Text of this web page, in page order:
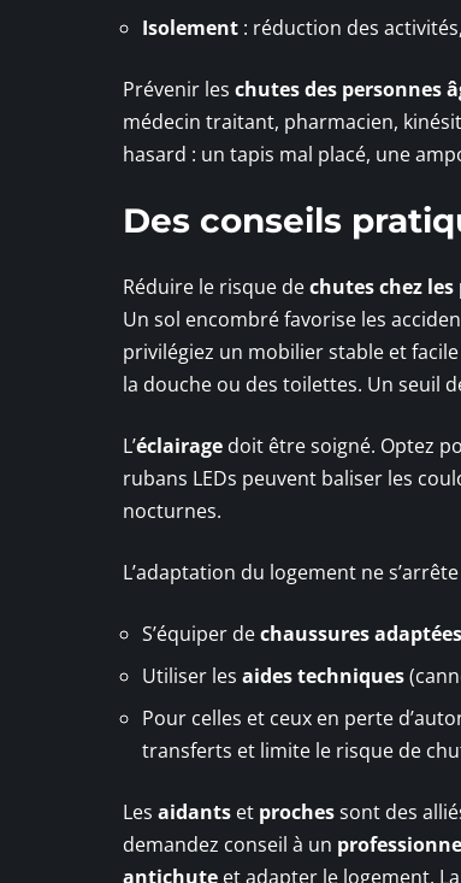
Isolement : réduction des
Prévenir les chutes des personnes
médecin traitant, pharmacien,
hasard : un tapis mal placé, une
Des conseils
Réduire le risque dechutes chez les
Un sol encombré favorise les
privilégiez un mobilier stable et facile
la douche ou des toilettes. Un seuil
L’éclairage doit être soigné. Optez
rubans LEDs peuvent baliser les
nocturnes.
L’adaptation du logement ne
S’équiper dechaussures adaptées
Utiliser les aides techniques
Pour celles et ceux en perte
transferts et limite le risque de
Les aidants et prochessont des
demandez conseil à un
antichute et adapter le logement.